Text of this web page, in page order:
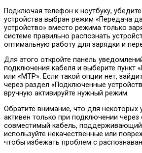
Подключая телефон к ноутбуку,
устройства выбран режим «Передача
устройство» вместо режима только
системе правильно распознать
оптимальную работу для зарядки и
Для этого откройте панель
подключения кабеля и выберите пункт
или «MTP». Если такой опции нет,
через раздел «Подключенные
вручную активируйте нужный режим.
Обратите внимание, что для некоторых
активен только при подключении через
совместимый кабель,
используйте некачественные или
чтобы избежать проблем с